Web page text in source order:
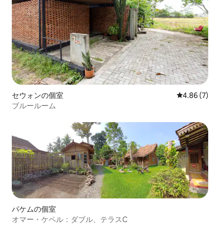
セウォンの個室 レビュー7
4.86 (7)
ブルールーム
パケムの個室
オマー・ケペル：ダブル、テラスC